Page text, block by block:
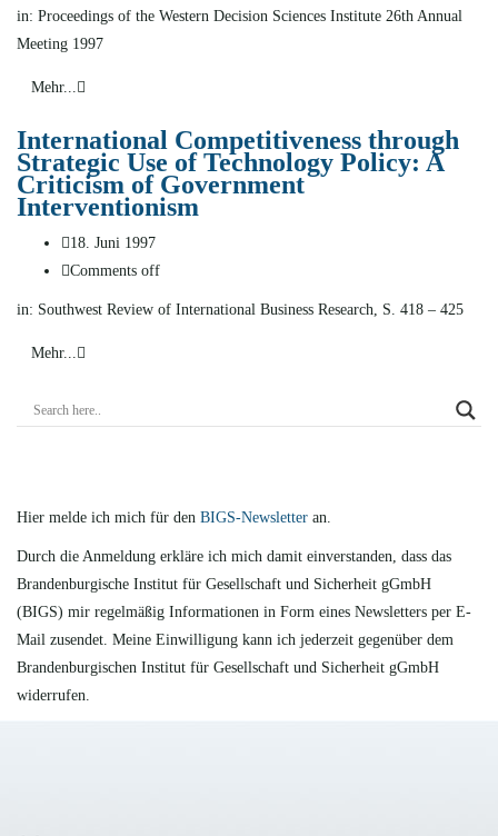
in: Proceedings of the Western Decision Sciences Institute 26th Annual
Meeting 1997
Mehr...
International Competitiveness through
Strategic Use of Technology Policy: A
Criticism of Government
Interventionism
18. Juni 1997
Comments off
in: Southwest Review of International Business Research, S. 418 – 425
Mehr...
Hier melde ich mich für den BIGS-Newsletter an.
Durch die Anmeldung erkläre ich mich damit einverstanden, dass das
Brandenburgische Institut für Gesellschaft und Sicherheit gGmbH
(BIGS) mir regelmäßig Informationen in Form eines Newsletters per E-
Mail zusendet. Meine Einwilligung kann ich jederzeit gegenüber dem
Brandenburgischen Institut für Gesellschaft und Sicherheit gGmbH
widerrufen.